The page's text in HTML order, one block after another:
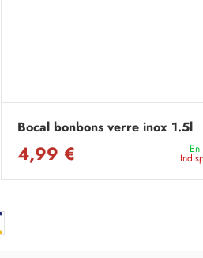
Bocal bonbons verre inox 1.5l
4,99 € En